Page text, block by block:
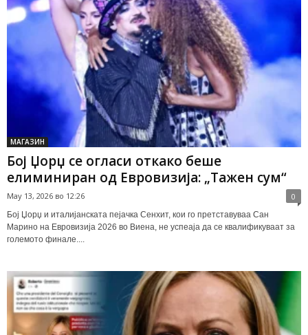
МАГАЗИН
Бој Џорџ се огласи откако беше
елиминиран од Евровизија: „Тажен сум“
May 13, 2026 во 12:26 0
Бој Џорџ и италијанската пејачка Сенхит, кои го претставуваа Сан
Марино на Евровизија 2026 во Виена, не успеаја да се квалификуваат за
големото финале....